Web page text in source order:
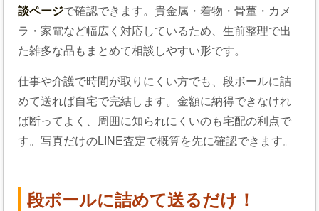
談ページで確認できます。貴金属・着物・骨董・カメ
ラ・家電など幅広く対応しているため、生前整理で出
た雑多な品もまとめて相談しやすい形です。
仕事や介護で時間が取りにくい方でも、段ボールに詰
めて送れば自宅で完結します。金額に納得できなけれ
ば断ってよく、周囲に知られにくいのも宅配の利点で
す。写真だけのLINE査定で概算を先に確認できます。
段ボールに詰めて送るだけ！